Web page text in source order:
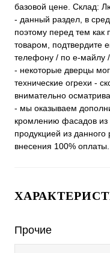
базовой цене. Склад:
- данный раздел, в
поэтому перед тем
товаром, подтвердите
телефону / по е-майлу /
- некоторые дверцы
технические огрехи -
внимательно
- мы оказываем
кромлению фасадов
продукцией из
внесения 100% оплаты.
Прочие